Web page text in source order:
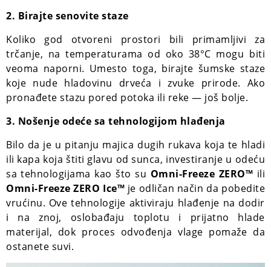
2. Birajte senovite staze
Koliko god otvoreni prostori bili primamljivi za
trčanje, na temperaturama od oko 38°C mogu biti
veoma naporni. Umesto toga, birajte šumske staze
koje nude hladovinu drveća i zvuke prirode. Ako
pronađete stazu pored potoka ili reke — još bolje.
3. Nošenje odeće sa tehnologijom hlađenja
Bilo da je u pitanju majica dugih rukava koja te hladi
ili kapa koja štiti glavu od sunca, investiranje u odeću
sa tehnologijama kao što su Omni-Freeze ZERO™ ili
Omni-Freeze ZERO Ice™ je odličan način da pobedite
vrućinu. Ove tehnologije aktiviraju hlađenje na dodir
i na znoj, oslobađaju toplotu i prijatno hlade
materijal, dok proces odvođenja vlage pomaže da
ostanete suvi.